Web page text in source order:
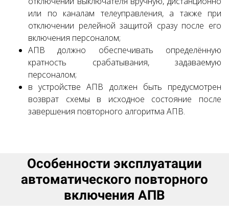
или по каналам телеуправления, а также при
отключении релейной защитой сразу после его
включения персоналом;
АПВ должно обеспечивать определённую
кратность срабатывания, задаваемую
персоналом;
в устройстве АПВ должен быть предусмотрен
возврат схемы в исходное состояние после
завершения повторного алгоритма АПВ.
Особенности эксплуатации
автоматического повторного
включения АПВ